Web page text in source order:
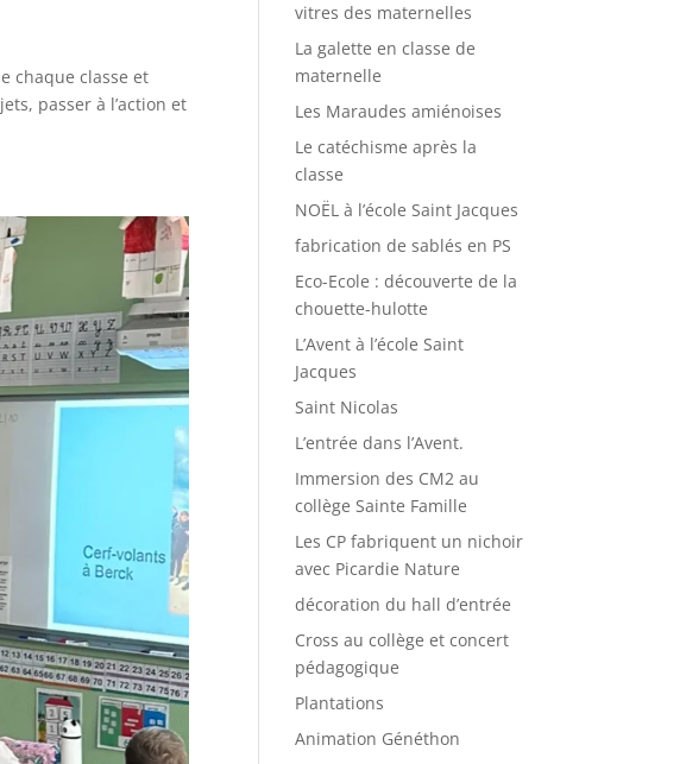
chaque classe et
passer à l’action et
vitres des maternelles
La galette en classe de
maternelle
Les Maraudes amiénoises
Le catéchisme après la
classe
NOËL à l’école Saint Jacques
fabrication de sablés en PS
Eco-Ecole : découverte de la
chouette-hulotte
L’Avent à l’école Saint
Jacques
Saint Nicolas
L’entrée dans l’Avent.
Immersion des CM2 au
collège Sainte Famille
Les CP fabriquent un nichoir
avec Picardie Nature
décoration du hall d’entrée
Cross au collège et concert
pédagogique
Plantations
Animation Généthon